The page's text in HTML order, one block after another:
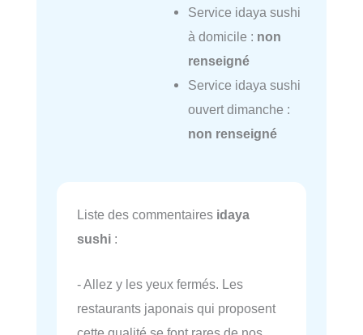
Service idaya sushi
à domicile : non
renseigné
Service idaya sushi
ouvert dimanche :
non renseigné
Liste des commentaires idaya
sushi :
- Allez y les yeux fermés. Les
restaurants japonais qui proposent